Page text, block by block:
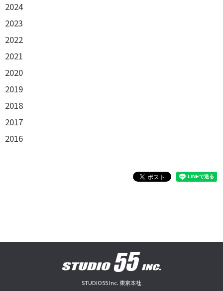
2024
2023
2022
2021
2020
2019
2018
2017
2016
STUDIO55 Inc. 東京本社